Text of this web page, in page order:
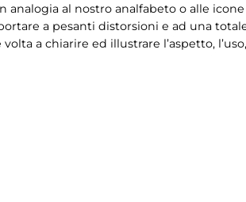
al nostro analfabeto o alle
a pesanti distorsioni e ad una
a chiarire ed illustrare l’aspetto,